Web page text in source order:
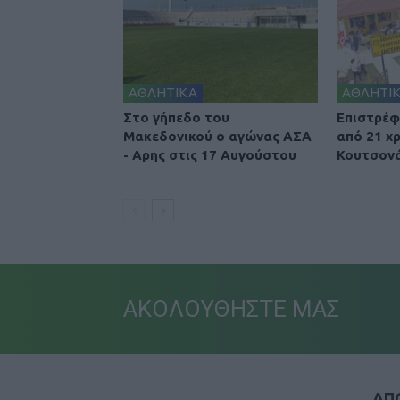
ΑΘΛΗΤΙΚΑ
Στο γήπεδο του
Μακεδονικού ο αγώνας ΑΣΑ
- Αρης στις 17 Αυγούστου
από 21
ΑΚΟΛΟΥΘΗΣΤΕ ΜΑΣ